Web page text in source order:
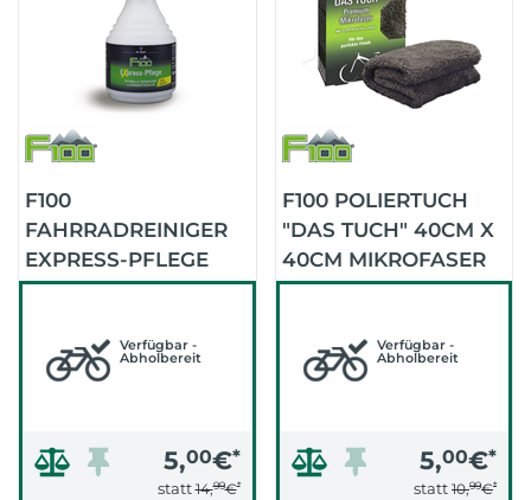
F100
FAHRRADREINIGER
EXPRESS-PFLEGE
500 ML (SCHWARZ)
Verfügbar -
Abholbereit
5,00€*
statt14,99€*
F100 POLIERTUCH
"DAS TUCH" 40CM X
40CM MIKROFASER
(SCHWARZ)
Verfügbar -
Abholbereit
5,00€*
statt 10,99€*